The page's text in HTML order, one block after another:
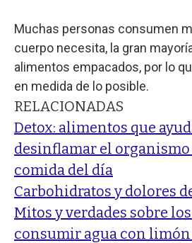
Muchas personas consumen
cuerpo necesita, la gran
alimentos empacados, por lo
en medida de lo posible.
RELACIONADAS
Detox: alimentos que
desinflamar el
comida del día
Carbohidratos y dolores
Mitos y verdades sobre
consumir agua con limón